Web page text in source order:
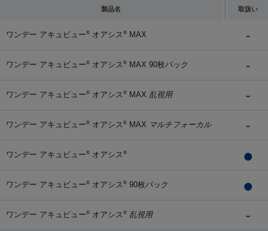
製品名 取扱い
ワンデー アキュビュー® オアシス ® MAX
ワンデー アキュビュー® オアシス ® MAX 90枚パック
ワンデー アキュビュー® オアシス ® MAX 乱視用
ワンデー アキュビュー® オアシス ® MAX マルチフォーカル
ワンデー アキュビュー® オアシス ®
ワンデー アキュビュー® オアシス ® 90枚パック
ワンデー アキュビュー® オアシス ® 乱視用